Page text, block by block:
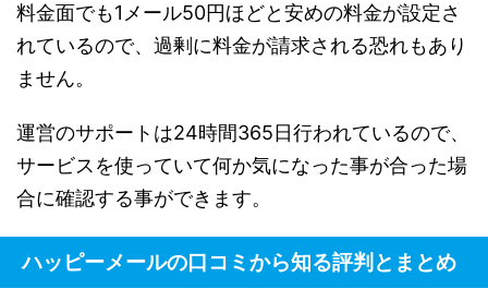
料金面でも1メール50円ほどと安めの料金が設定さ
れているので、過剰に料金が請求される恐れもあり
ません。
運営のサポートは24時間365日行われているので、
サービスを使っていて何か気になった事が合った場
合に確認する事ができます。
ハッピーメールの口コミから知る評判とまとめ